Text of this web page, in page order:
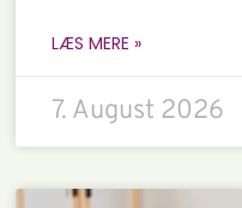
LÆS MERE »
7. August 2026